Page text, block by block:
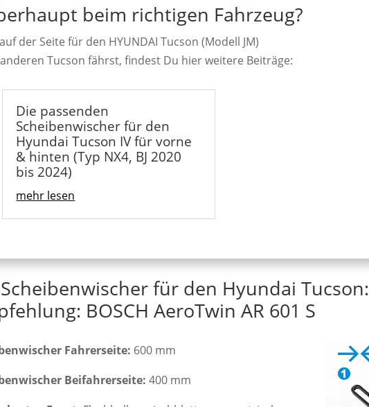
beim richtigen Fahrzeug?
der Seite für den HYUNDAI Tucson (Modell JM)
Tucson fährst, findest Du hier weitere Beiträge:
Die passenden
Scheibenwischer für den
Hyundai Tucson IV für vorne
& hinten (Typ NX4, BJ 2020
bis 2024)
mehr lesen
für den Hyundai Tucson:
BOSCH AeroTwin AR 601 S
Fahrerseite: 600 mm
Beifahrerseite: 400 mm